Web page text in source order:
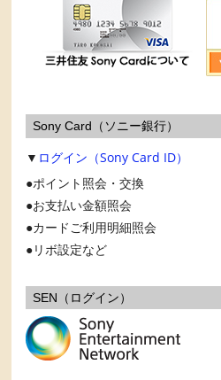
Sony Card（ソニー銀行）
▼ ログイン（Sony Card ID）
ポイント照会・交換
お支払い金額照会
カードご利用明細照会
リボ設定など
SEN（ログイン）